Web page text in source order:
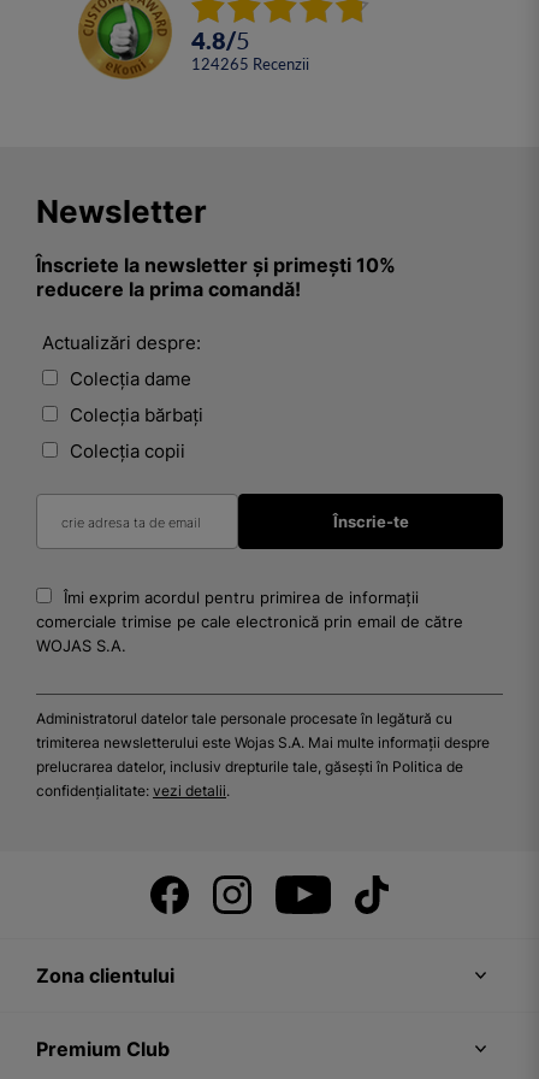
4.8/5
124265 Recenzii
Newsletter
Înscriete la newsletter și primești 10%
reducere la prima comandă!
Actualizări despre:
Colecția dame
Colecția bărbați
Colecția copii
Îmi exprim acordul pentru primirea de informații
comerciale trimise pe cale electronică prin email de către
WOJAS S.A.
Administratorul datelor tale personale procesate în legătură cu
trimiterea newsletterului este Wojas S.A. Mai multe informații despre
prelucrarea datelor, inclusiv drepturile tale, găsești în Politica de
confidențialitate: vezi detalii.
Zona clientului
Premium Club